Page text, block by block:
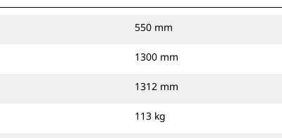
550 mm
1300 mm
1312 mm
113 kg